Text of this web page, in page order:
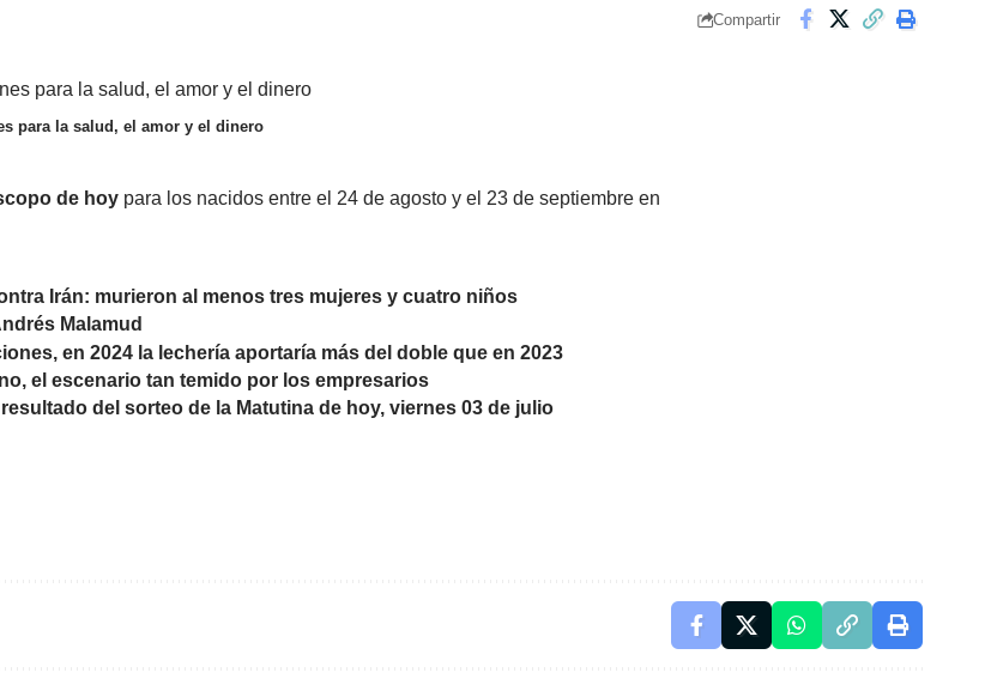
Compartir
para la salud, el amor y el dinero
de hoy para los nacidos entre el 24 de agosto y el 23 de septiembre en
Irán: murieron al menos tres mujeres y cuatro niños
Malamud
en 2024 la lechería aportaría más del doble que en 2023
el escenario tan temido por los empresarios
del sorteo de la Matutina de hoy, viernes 03 de julio